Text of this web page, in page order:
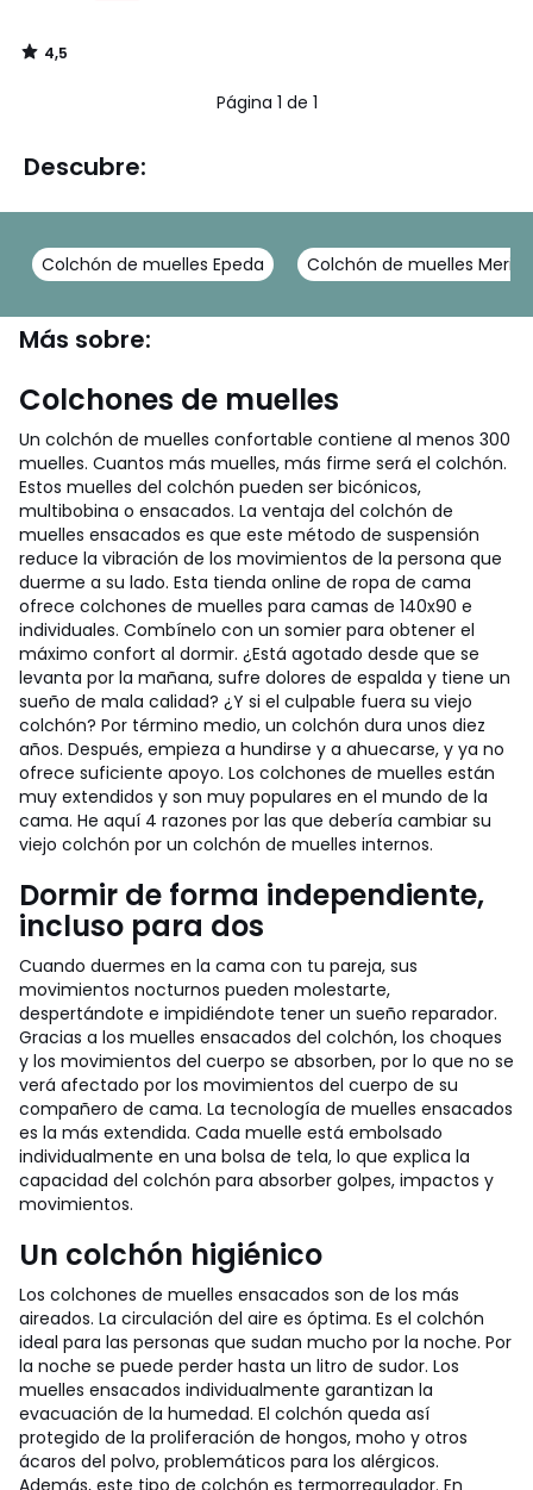
4,5
/
Página 1 de 1
Descubre:
Colchón de muelles Epeda Colchón de muelles
Más sobre:
Colchones de muelles
Un colchón de muelles confortable contiene al menos 300
muelles. Cuantos más muelles, más firme será el colchón.
Estos muelles del colchón pueden ser bicónicos,
multibobina o ensacados. La ventaja del colchón de
muelles ensacados es que este método de suspensión
reduce la vibración de los movimientos de la persona que
duerme a su lado. Esta tienda online de ropa de cama
ofrece colchones de muelles para camas de 140x90 e
individuales. Combínelo con un somier para obtener el
máximo confort al dormir. ¿Está agotado desde que se
levanta por la mañana, sufre dolores de espalda y tiene un
sueño de mala calidad? ¿Y si el culpable fuera su viejo
colchón? Por término medio, un colchón dura unos diez
años. Después, empieza a hundirse y a ahuecarse, y ya no
ofrece suficiente apoyo. Los colchones de muelles están
muy extendidos y son muy populares en el mundo de la
cama. He aquí 4 razones por las que debería cambiar su
viejo colchón por un colchón de muelles internos.
Dormir de forma independiente,
incluso para dos
Cuando duermes en la cama con tu pareja, sus
movimientos nocturnos pueden molestarte,
despertándote e impidiéndote tener un sueño reparador.
Gracias a los muelles ensacados del colchón, los choques
y los movimientos del cuerpo se absorben, por lo que no se
verá afectado por los movimientos del cuerpo de su
compañero de cama. La tecnología de muelles ensacados
es la más extendida. Cada muelle está embolsado
individualmente en una bolsa de tela, lo que explica la
capacidad del colchón para absorber golpes, impactos y
movimientos.
Un colchón higiénico
Los colchones de muelles ensacados son de los más
aireados. La circulación del aire es óptima. Es el colchón
ideal para las personas que sudan mucho por la noche. Por
la noche se puede perder hasta un litro de sudor. Los
muelles ensacados individualmente garantizan la
evacuación de la humedad. El colchón queda así
protegido de la proliferación de hongos, moho y otros
ácaros del polvo, problemáticos para los alérgicos.
Además, este tipo de colchón es termorregulador. En